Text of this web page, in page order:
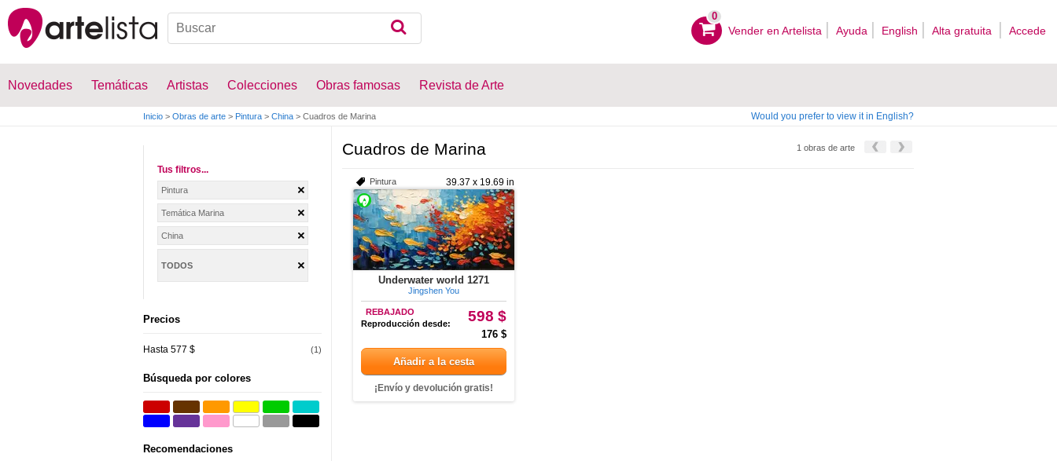
0
Vender en Artelista Ayuda English Alta gratuita Accede
Novedades Temáticas Artistas Colecciones Obras famosas Revista de Arte
Inicio > Obras de arte > Pintura > China > Cuadros de Marina Would you prefer to view it in English?
Tus filtros...
Pintura
Temática Marina
China
TODOS
Precios
Hasta 577 $ (1)
Búsqueda por colores
Recomendaciones
Cuadros de Marina 1 obras de arte
39.37 x 19.69 in
Pintura
Underwater world 1271
Jingshen You
598 $
REBAJADO
Reproducción desde:
176 $
Añadir a la cesta
¡Envío y devolución gratis!